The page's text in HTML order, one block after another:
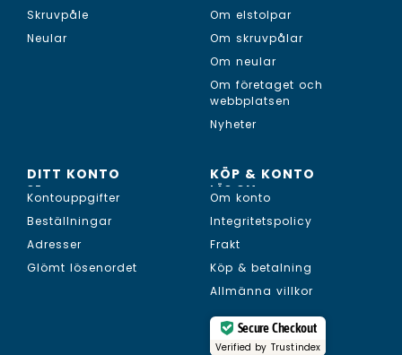
Skruvpåle
Neular
Om elstolpar
Om skruvpålar
Om neular
Om företaget och
webbplatsen
Nyheter
DITT KONTO
SE...
Kontouppgifter
Beställningar
Adresser
Glömt lösenordet
KÖP & KONTO
LÄS OM...
Om konto
Integritetspolicy
Frakt
Köp & betalning
Allmänna villkor
Secure Checkout
Verified by Trustindex